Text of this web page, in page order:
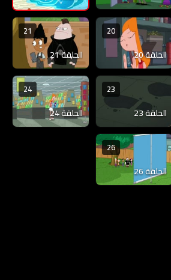
20
الحلقة 20
21
الحلقة 21
23
الحلقة 23
24
الحلقة 24
26
الحلقة 26